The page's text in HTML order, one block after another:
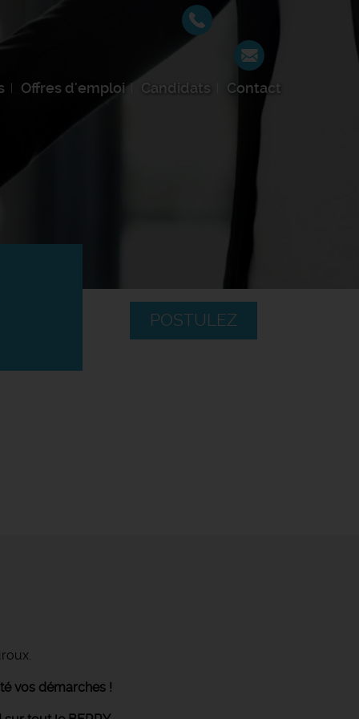
Offres d'emploi Candidats Contact
POSTULEZ
vos démarches !